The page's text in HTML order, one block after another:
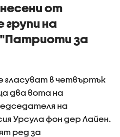
от
групи на
за
в четвъртък
два вота на
на
Урсула фон дер Лайен.
ред за